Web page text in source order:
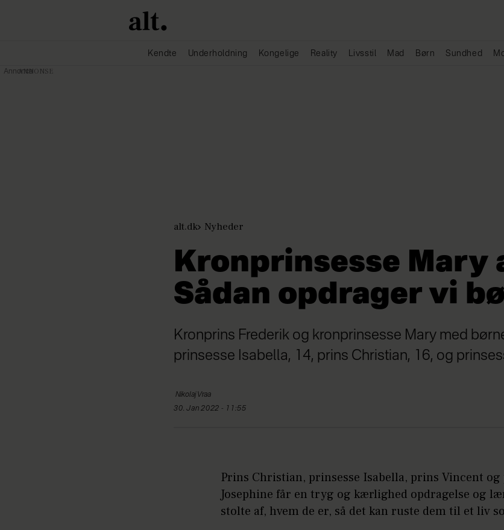
Kendte Underholdning Kongelige Reality Livsstil Mad Børn Sundhed
alt.dk Nyheder
Kronprinsesse Mary
Sådan opdrager vi
Kronprins Frederik og kronprinsesse Mary med
prinsesse Isabella, 14, prins Christian, 16, og
Nikolaj Vraa
30. Jan 2022 - 11:55
Prins Christian, prinsesse Isabella, prins Vincent og
Josephine får en tryg og kærlighed opdragelse og
stolte af, hvem de er, så det kan ruste dem til et liv
Annonce